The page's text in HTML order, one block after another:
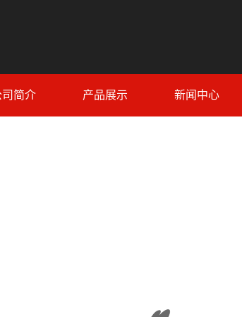
司简介 产品展示 新闻中心